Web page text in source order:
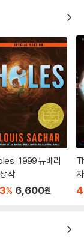
: 1999 뉴베리
작
% 6,600원
자